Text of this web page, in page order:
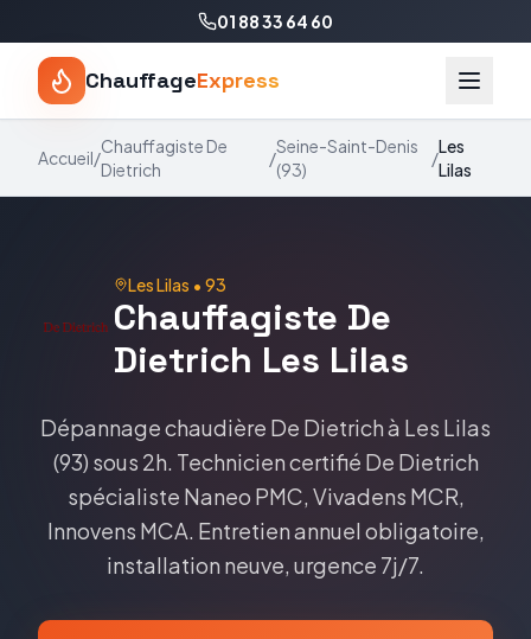
01 88 33 64 60
ChauffageExpress
Accueil/
Chauffagiste De
Dietrich
/
Seine-Saint-Denis
(93)
/
Les
Lilas
Les Lilas • 93
Chauffagiste De
Dietrich Les Lilas
Dépannage chaudière De Dietrichà Les Lilas
(93) sous 2h. Technicien certifié De Dietrich
spécialiste Naneo PMC, Vivadens MCR,
Innovens MCA. Entretien annuel obligatoire,
installation neuve, urgence 7j/7.